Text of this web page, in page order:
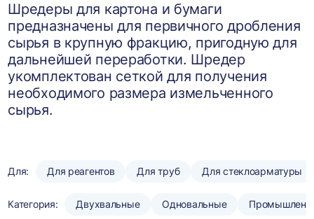
Шредеры для картона и бумаги
предназначены для первичного дробления
сырья в крупную фракцию, пригодную для
дальнейшей переработки. Шредер
укомплектован сеткой для получения
необходимого размера измельченного
сырья.
Для: Для реагентов Для труб Для стеклоарматуры
Категория: Двухвальные Одновальные